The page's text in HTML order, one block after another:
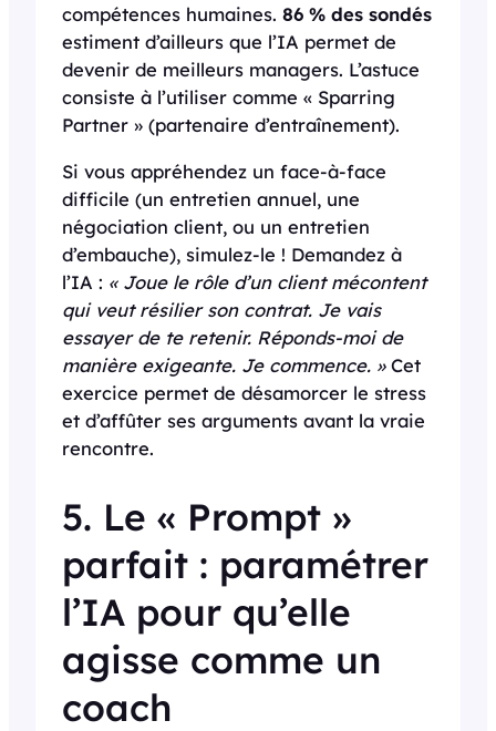
compétences humaines. 86 % des sondés
estiment d’ailleurs que l’IA permet de
devenir de meilleurs managers. L’astuce
consiste à l’utiliser comme « Sparring
Partner » (partenaire d’entraînement).
Si vous appréhendez un face-à-face
difficile (un entretien annuel, une
négociation client, ou un entretien
d’embauche), simulez-le ! Demandez à
l’IA : « Joue le rôle d’un client mécontent
qui veut résilier son contrat. Je vais
essayer de te retenir. Réponds-moi de
manière exigeante. Je commence. »Cet
exercice permet de désamorcer le stress
et d’affûter ses arguments avant la vraie
rencontre.
5. Le « Prompt »
parfait : paramétrer
l’IA pour qu’elle
agisse comme un
coach